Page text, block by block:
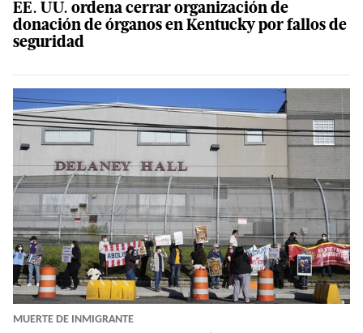
EE. UU. ordena cerrar organización de
donación de órganos en Kentucky por fallos de
seguridad
MUERTE DE INMIGRANTE